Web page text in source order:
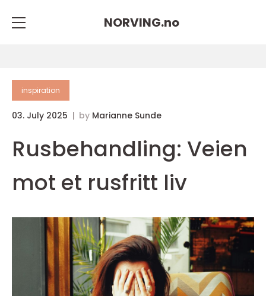
NORVING.no
inspiration
03. July 2025 by Marianne Sunde
Rusbehandling: Veien
mot et rusfritt liv